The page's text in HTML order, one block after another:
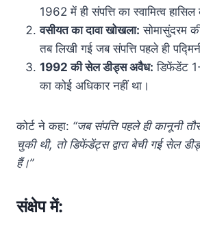
1962 में ही संपत्ति का स्वामित्व
वसीयत का दावा खोखला: सोमासुंदरम
तब लिखी गई जब संपत्ति पहले ही
1992 की सेल डीड्स अवैध: डिफेंडेंट
का कोई अधिकार नहीं था।
कोर्ट ने कहा: “जब संपत्ति पहले ही कानूनी
चुकी थी, तो डिफेंडेंट्स द्वारा बेची गई सेल
हैं।”
संक्षेप में: